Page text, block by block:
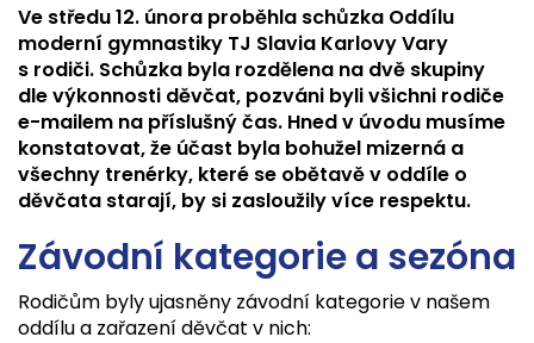
Ve středu 12. února proběhla schůzka Oddílu
moderní gymnastiky TJ Slavia Karlovy Vary
s rodiči. Schůzka byla rozdělena na dvě skupiny
dle výkonnosti děvčat, pozváni byli všichni rodiče
e-mailem na příslušný čas. Hned v úvodu musíme
konstatovat, že účast byla bohužel mizerná a
všechny trenérky, které se obětavě v oddíle o
děvčata starají, by si zasloužily více respektu.
Závodní kategorie a sezóna
Rodičům byly ujasněny závodní kategorie v našem
oddílu a zařazení děvčat v nich: